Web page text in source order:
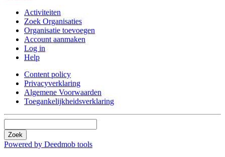
Activiteiten
Zoek Organisaties
Organisatie toevoegen
Account aanmaken
Log in
Help
Content policy
Privacyverklaring
Algemene Voorwaarden
Toegankelijkheidsverklaring
Zoek
Powered by Deedmob tools